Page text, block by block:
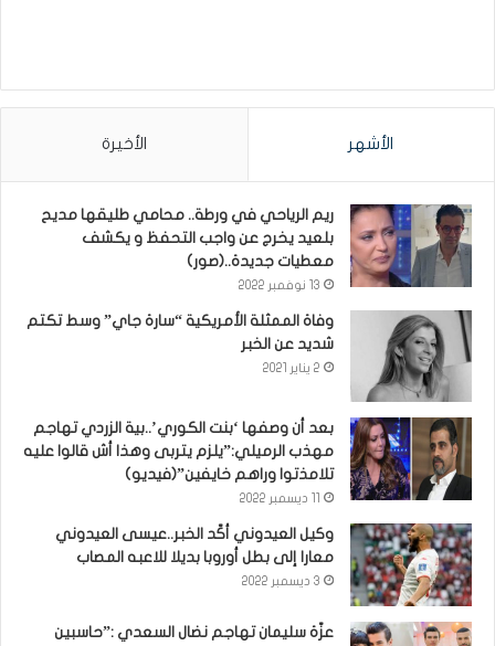
الأشهر الأخيرة
ريم الرياحي في ورطة.. محامي طليقها مديح
بلعيد يخرج عن واجب التحفظ و يكشف
معطيات جديدة..(صور)
13 نوفمبر 2022
وفاة الممثلة الأمريكية “سارة جاي” وسط تكتم
شديد عن الخبر
2 يناير 2021
بعد أن وصفها ‘بنت الكوري’..بية الزردي تهاجم
مهذب الرميلي:”يلزم يتربى وهذا أش قالوا عليه
تلامذتوا وراهم خايفين”(فيديو)
وكيل العيدوني أكّد الخبر..عيسى العيدوني
معارا إلى بطل أوروبا بديلا للاعبه المصاب
3 ديسمبر 2022
عزّة سليمان تهاجم نضال السعدي :”حاسبين